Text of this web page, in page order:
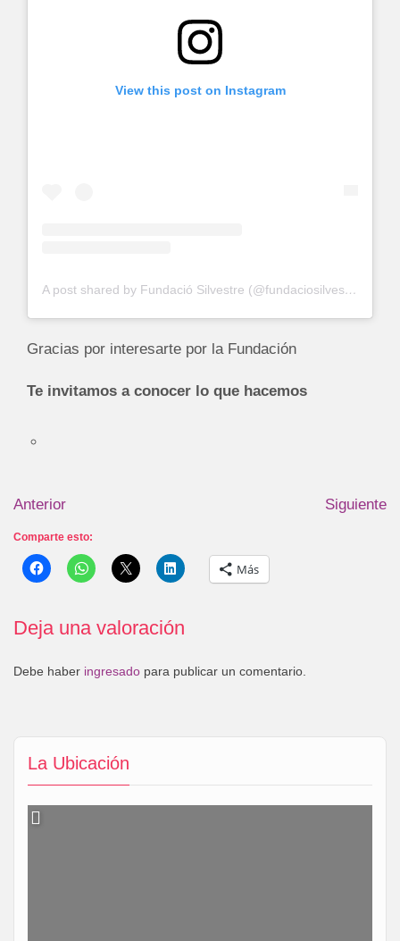
La Ubicación
View this post on Instagram
A post shared by Fundació Silvestre (@fundaciosilvestre)
Gracias por interesarte por la Fundación
Te invitamos a conocer lo que hacemos
Anterior Siguiente
Comparte esto:
Más
Deja una valoración
Debe haber ingresado para publicar un comentario.